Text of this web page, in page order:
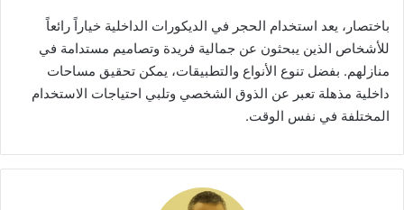
باختصار، يعد استخدام الحجر في الديكورات الداخلية خياراً رائعاً
للأشخاص الذين يبحثون عن جمالية فريدة وتصاميم مستدامة في
منازلهم. بفضل تنوع الأنواع والتطبيقات، يمكن تحقيق مساحات
داخلية مذهلة تعبر عن الذوق الشخصي وتلبي احتياجات الاستخدام
المختلفة في نفس الوقت.